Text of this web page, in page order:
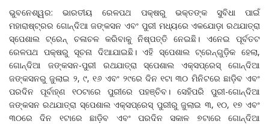
ଭୁବନେଶ୍ୱର: ଭାରତୀୟ ରେଳପଥ ପକ୍ଷରୁ ଭକ୍ତଙ୍କ ସୁବିଧା ପାଇଁ
ମହାରାଷ୍ଟ୍ରର ଗୋନ୍ଦିଆ ଜଙ୍କସନ ଏବଂ ପୁରୀ ମଧ୍ୟରେ ଏକଯୋଡ଼ା ରଥଯାତ୍ରା
ସ୍ପେଶାଲ ଟ୍ରେନ୍ ଚଳାଚଳ କରିବାକୁ ନିଷ୍ପତ୍ତି ନେଇଛି। ଏନେଇ ପୂର୍ବତଟ
ରେଳପଥ ପକ୍ଷରୁ ସୂଚନା ଦିଆଯାଇଛି। ଏହି ସ୍ପେଶାଲ ଟ୍ରେନ୍‌ଗୁଡ଼ିକ ହେଲା,
ଗୋନ୍ଦିଆ ଜଙ୍କସନ-ପୁରୀ ରଥଯାତ୍ରା ସ୍ପେଶାଲ ଏକ୍ସପ୍ରେସ୍‌ ଗୋନ୍ଦିଆ
ଜଙ୍କସନରୁ ଜୁଲାଇ ୨, ୯, ୧୬ ଏବଂ ୨୯ରେ ଦିନ ୧ଟା ୩୦ ମିନିଟରେ ଛାଡ଼ିବ ଏବଂ
ପରଦିନ ପୂର୍ବାହ୍ଣ ୧୦ଟାରେ ପୁରୀରେ ପହଞ୍ଚିବ। ସେହିପରି ପୁରୀ-ଗୋନ୍ଦିଆ
ଜଙ୍କସନ ରଥଯାତ୍ରା ସ୍ପେଶାଲ ଏକ୍ସପ୍ରେସ୍‌ ପୁରୀରୁ ଜୁଲାଇ ୩, ୧୦, ୧୭ ଏବଂ
୩୦ରେ ଦିନ ୧ଟାରେ ଛାଡ଼ିବ ଏବଂ ପରଦିନ ସକାଳ ୭ଟାରେ ଗୋନ୍ଦିଆ